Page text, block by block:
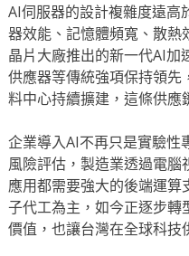
AI伺服器的設計複雜度遠高
器效能、記憶體頻寬、散
晶片大廠推出的新一代AI加
供應器等傳統強項保持領
料中心持續擴建，這條供應
企業導入AI不再只是實驗性
風險評估，製造業透過電
應用都需要強大的後端運
子代工為主，如今正逐步
價值，也讓台灣在全球科技